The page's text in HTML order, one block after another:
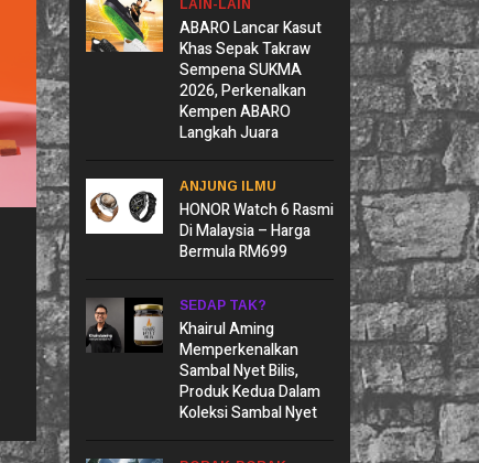
LAIN-LAIN
ABARO Lancar Kasut
Khas Sepak Takraw
Sempena SUKMA
2026, Perkenalkan
Kempen ABARO
Langkah Juara
ANJUNG ILMU
HONOR Watch 6 Rasmi
Di Malaysia – Harga
Bermula RM699
SEDAP TAK?
Khairul Aming
Memperkenalkan
Sambal Nyet Bilis,
Produk Kedua Dalam
Koleksi Sambal Nyet